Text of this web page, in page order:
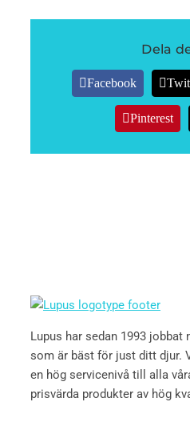
Dela
Facebook
Pinterest
Lupus har sedan 1993 jobbat
som är bäst för just ditt djur.
en hög servicenivå till alla
prisvärda produkter av hög